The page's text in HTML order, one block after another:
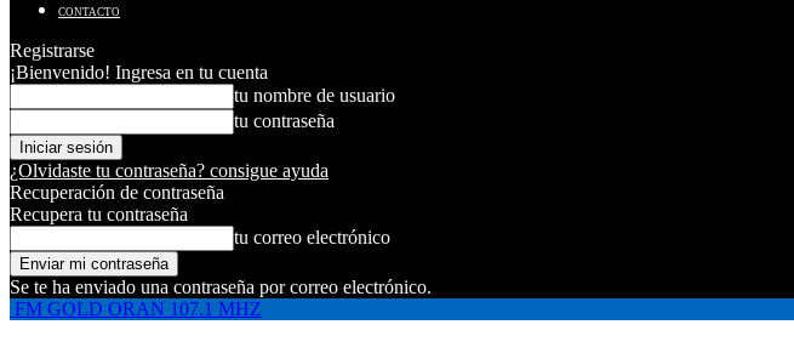
CONTACTO
Registrarse
¡Bienvenido! Ingresa en tu cuenta
tu nombre de usuario
tu contraseña
¿Olvidaste tu contraseña? consigue ayuda
Recuperación de contraseña
Recupera tu contraseña
tu correo electrónico
Se te ha enviado una contraseña por correo electrónico.
FM GOLD ORAN 107.1 MHZ